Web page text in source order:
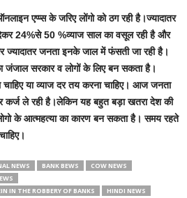
एप्प्स के जरिए लोंगो को ठग रही है।ज्यादातर
24%से 50 %व्याज साल का वसूल रही है और
जनता इनके जाल में फंसती जा रही है।
सरकार व लोगों के लिए बन सकता है।
या व्याज दर तय करना चाहिए। आज जनता
कर्ज ले रही है।लेकिन यह बहुत बड़ा खतरा देश की
के आत्महत्या का कारण बन सकता है। समय रहते
NEWS BANK BEWS
COW NEWS
IN THE ROBBERY OF BANKS
HINDI NEWS